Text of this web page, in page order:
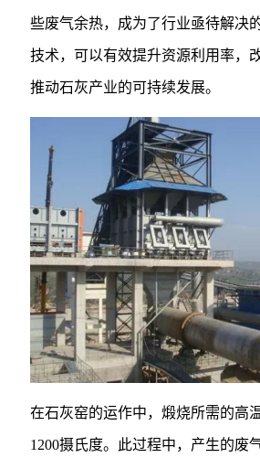
些废气余热，成为了行业亟待解决
技术，可以有效提升资源利用率，
推动石灰产业的可持续发展。
在石灰窑的运作中，煅烧所需的高
1200摄氏度。此过程中，产生的废